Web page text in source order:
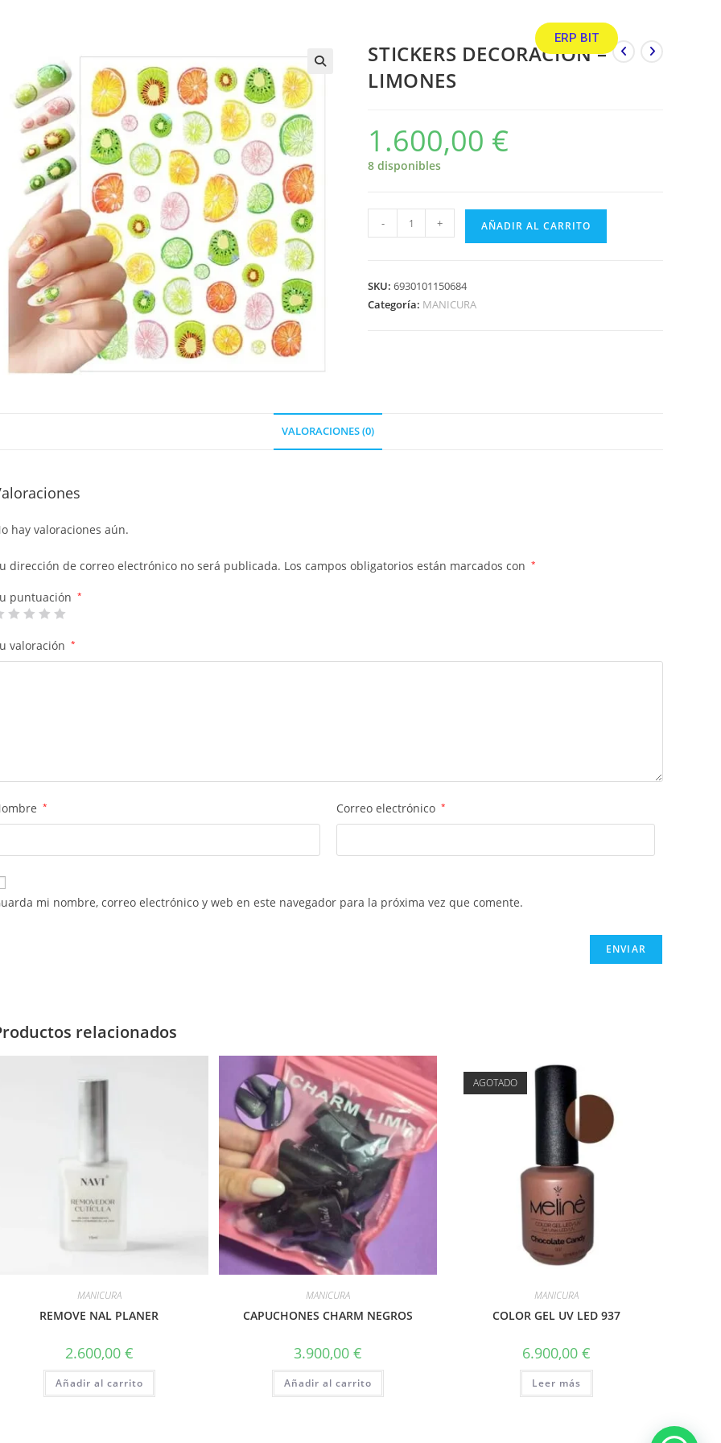
ERP BIT
STICKERS DECORACION –
LIMONES
1.600,00 €
8 disponibles
- + AÑADIR AL CARRITO
SKU:6930101150684
Categoría: MANICURA
VALORACIONES (0)
hay valoraciones aún.
dirección de correo electrónico no será publicada. Los campos obligatorios están marcados con *
puntuación *
valoración *
* Correo electrónico *
mi nombre, correo electrónico y web en este navegador para la próxima vez que comente.
relacionados
MANICURA
REMOVE NAL PLANER
2.600,00 €
Añadir al carrito
MANICURA
CAPUCHONES CHARM NEGROS
3.900,00 €
Añadir al carrito
AGOTADO
MANICURA
COLOR GEL UV LED 937
6.900,00€
Leer más